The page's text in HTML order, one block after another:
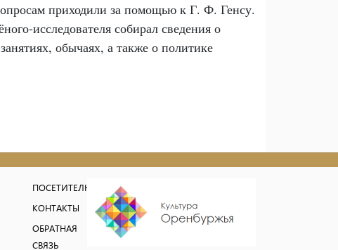
приходили за помощью к Г. Ф. Генсу.
исследователя собирал сведения о
обычаях, а также о политике
ПОСЕТИТЕЛЮ
КОНТАКТЫ
ОБРАТНАЯ
СВЯЗЬ